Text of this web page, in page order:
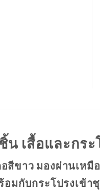
เสื้อและกระ
สีขาว มองผ่านเหมื
มกับกระโปรงเข้า